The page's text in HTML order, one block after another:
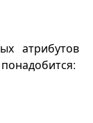
атрибутов